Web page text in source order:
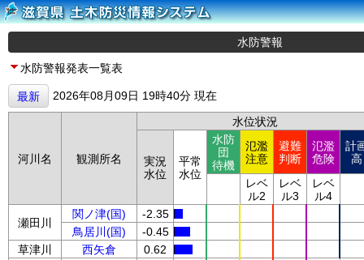
水防警報
水防警報発表一覧表
最新 2026年08月09日 19時40分 現在
河川名 観測所名
水位状況
実況
水位
平常
水位
水防
団
待機
氾濫
注意
避難
判断
氾濫
危険
計
高
レベ
ル2
レベ
ル3
レベ
ル4
瀬田川
関ノ津(国)
-2.35
鳥居川(国)
-0.45
草津川
西矢倉 0.62